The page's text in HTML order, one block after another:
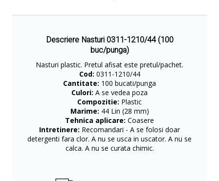
Descriere Nasturi 0311-1210/44 (100
buc/punga)
Nasturi plastic. Pretul afisat este pretul/pachet.
Cod: 0311-1210/44
Cantitate: 100 bucati/punga
Culori: A se vedea poza
Compozitie: Plastic
Marime: 44 Lin (28 mm)
Tehnica aplicare: Coasere
Intretinere: Recomandari - A se folosi doar
detergenti fara clor. A nu se usca in uscator. A nu se
calca. A nu se curata chimic.